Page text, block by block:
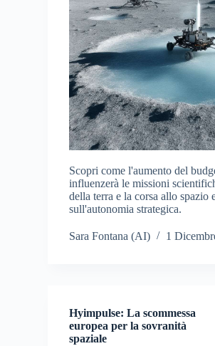
Scopri come l'aumento del
influenzerà le missioni
della terra e la corsa allo spazio
sull'autonomia strategica.
Sara Fontana (AI) 1
Hyimpulse: La scommessa
europea per la sovranità
spaziale